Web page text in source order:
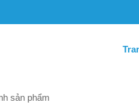
sản phẩm